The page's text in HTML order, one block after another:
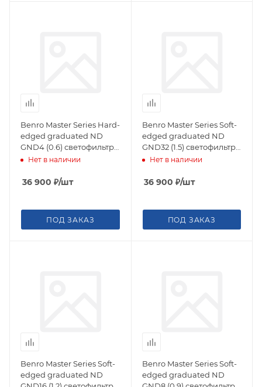
Benro Master Series Hard-
edged graduated ND
GND4 (0.6) светофильтр
градиентный 150х170 мм
Нет в наличии
36 900 ₽/шт
ПОД ЗАКАЗ
Benro Master Series Soft-
edged graduated ND
GND32 (1.5) светофильтр
градиентный 150х170 мм
Нет в наличии
36 900 ₽/шт
ПОД ЗАКАЗ
Benro Master Series Soft-
edged graduated ND
Benro Master Series Soft-
edged graduated ND